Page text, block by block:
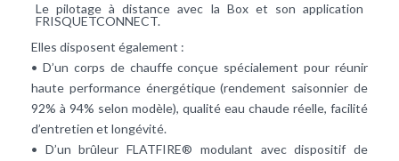
Le pilotage à distance avec la Box et son application
FRISQUETCONNECT.
Elles disposent également :
• D’un corps de chauffe conçue spécialement pour réunir
haute performance énergétique (rendement saisonnier de
92% à 94% selon modèle), qualité eau chaude réelle, facilité
d’entretien et longévité.
• D’un brûleur FLATFIRE® modulant avec dispositif de